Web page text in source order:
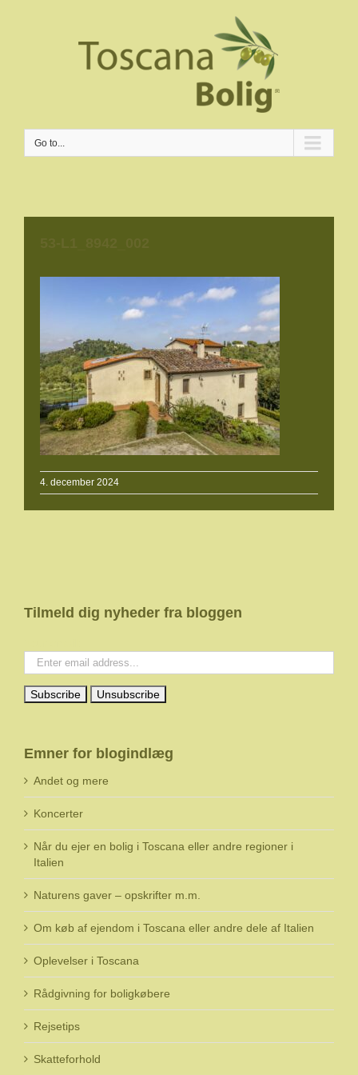
Go to...
4. december 2024
Tilmeld dig nyheder fra bloggen
Emner for blogindlæg
Andet og mere
Koncerter
Når du ejer en bolig i Toscana eller andre regioner i
Italien
Naturens gaver – opskrifter m.m.
Om køb af ejendom i Toscana eller andre dele af Italien
Oplevelser i Toscana
Rådgivning for boligkøbere
Rejsetips
Skatteforhold